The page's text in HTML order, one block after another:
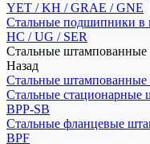
YET / KH / GRAE / GNE
Стальные подшипники в
HC / UG / SER
Стальные штампованные
Назад
Стальные штампованные
Стальные
BPP-SB
Стальные фланцевые
BPF